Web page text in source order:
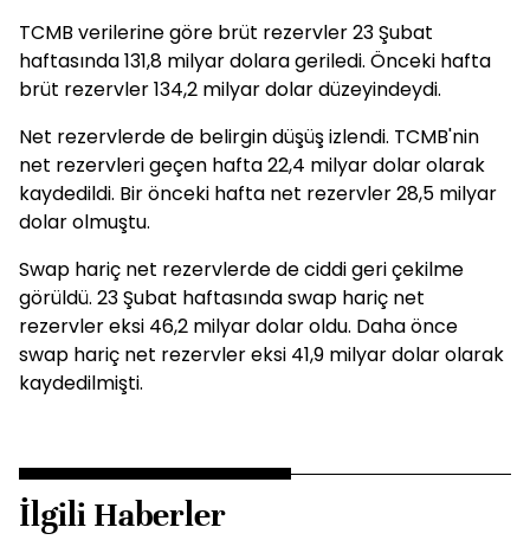
TCMB verilerine göre brüt rezervler 23 Şubat
haftasında 131,8 milyar dolara geriledi. Önceki hafta
brüt rezervler 134,2 milyar dolar düzeyindeydi.
Net rezervlerde de belirgin düşüş izlendi. TCMB'nin
net rezervleri geçen hafta 22,4 milyar dolar olarak
kaydedildi. Bir önceki hafta net rezervler 28,5 milyar
dolar olmuştu.
Swap hariç net rezervlerde de ciddi geri çekilme
görüldü. 23 Şubat haftasında swap hariç net
rezervler eksi 46,2 milyar dolar oldu. Daha önce
swap hariç net rezervler eksi 41,9 milyar dolar olarak
kaydedilmişti.
İlgili Haberler